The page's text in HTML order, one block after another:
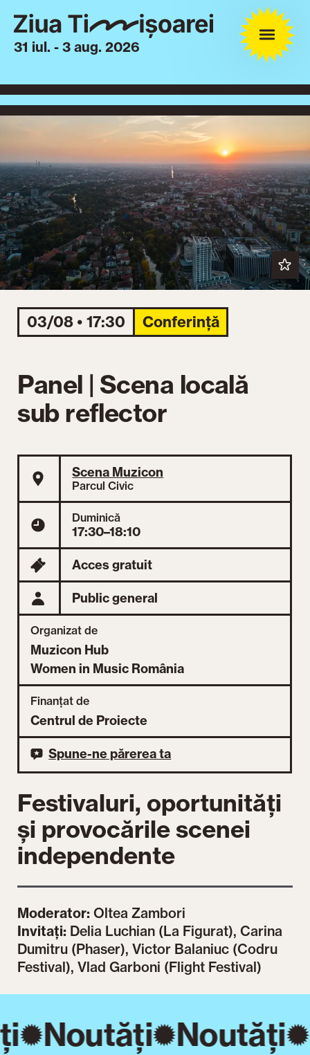
31 iul. - 3 aug. 2026
03/08 • 17:30 Conferință
Festivaluri, oportunități
și provocările scenei
independente
Moderator:Oltea Zambori
Invitați: Delia Luchian (La Figurat), Carina
Dumitru (Phaser), Victor Balaniuc (Codru
Festival), Vlad Garboni (Flight Festival)
Panel | Scena locală
sub reflector
Scena Muzicon
Parcul Civic
Duminică
17:30–18:10
Acces gratuit
Public general
Organizat de
Muzicon Hub
Women in Music România
Finanțat de
Centrul de Proiecte
Spune-ne părerea ta
Noutăți Noutăți